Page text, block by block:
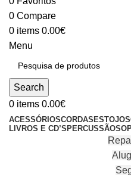
0 Compare
0 items 0.00€
Menu
Search
0 items 0.00€
ACESSÓRIOSCORDAS ESTOJOS
LIVROS E CD’S PERCUSSÃO